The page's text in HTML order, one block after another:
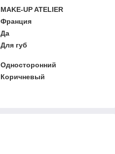
MAKE-UP ATELIER
Франция
Да
Для губ
Односторонний
Коричневый